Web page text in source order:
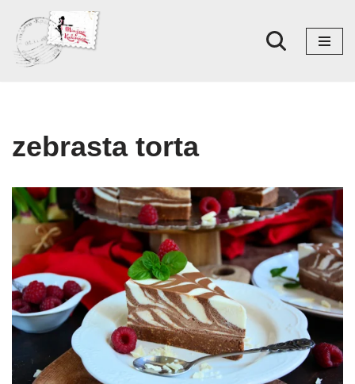
Skoči
na
zebrasta torta